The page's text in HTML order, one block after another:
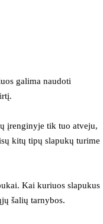
galima naudoti
įrenginyje tik tuo atveju,
kitų tipų slapukų turime
Kai kuriuos slapukus
šalių tarnybos.